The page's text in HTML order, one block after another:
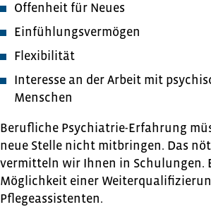
Offenheit für Neues
Einfühlungsvermögen
Flexibilität
Interesse an der Arbeit mit
Menschen
Berufliche Psychiatrie-Erfahrung
neue Stelle nicht mitbringen. Das
vermitteln wir Ihnen in Schulungen.
Möglichkeit einer
Pflegeassistenten.